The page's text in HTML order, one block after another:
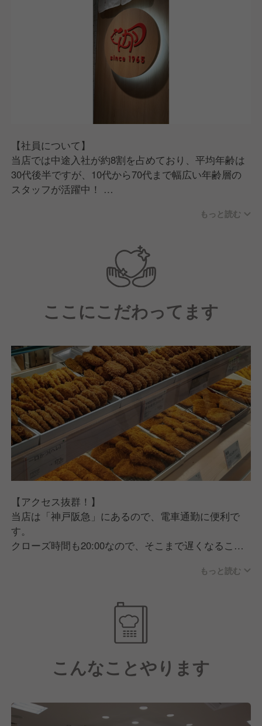
これからも、お客様に「また来るね」と言っていただ
けるような、地域に根ざしたお店づくりを目指してま
いります。そこで現在は、体制強化を図っていくため
に共に成長していただける新しいメンバーを募集中で
【社員について】
当店では中途入社が約8割を占めており、平均年齢は
30代後半ですが、10代から70代まで幅広い年齢層の
スタッフが活躍中！
らスタートした仲間も多数在籍しており、ありがたい
職場はコミュニケーションを大切にする温かい雰囲気
で、スタッフ同士がしっかりと連携を取りながら協力
して働いています。
そして、私たちは「心と味でおもてなし」を経営理念
と、味への徹底的なこだわりを大切にしています。
マニュアルに頼るのではなく、従業員一人ひとりがお
客様の目線に立って考え、行動することを重視した職
場環境です。
【求める人物像】
私たちの経営理念「心と味でおもてなし」に共感し、
お客様に真心を込めたサービスを提供するために、以
下のような方を求めています。
◾️表情が明るい人
接客で何より大事なことは、笑顔かなと思います。
あなたの笑顔でお客様をお出迎えするのもそうです
が、その笑顔がお店の雰囲気も良くしていき、気持ち
◾️コミュニケーションを大切にする人
チームワークを大切にしている職場なので、仕事をす
る上でスタッフ同士の連携は不可欠です。
だからこそ、お客様だけでなくスタッフと良好な関係
を築いていくために、「コミュニケーションは大事」
だと心がけて働ける方を求めています。
もっと読む
ここにこだわってます
【アクセス抜群！】
当店は「神戸阪急」にあるので、電車通勤に便利で
す。
クローズ時間も20:00なので、そこまで遅くなること
スタッフの負担を減らすために、デリカKYKではセン
トラルキッチンを活用して調理工程を効率化していま
そのため、調理に関しては最終工程に集中していただ
くオペレーションなので、未経験の方でも躓くこと無
く業務を覚えていけるかと思います。
ジメントなどスキルを着実に身につけながら成長でき
ます！
もっと読む
こんなことやります